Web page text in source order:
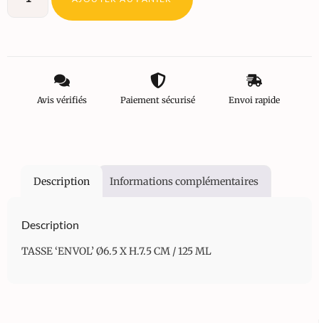
Avis vérifiés Paiement sécurisé Envoi rapide
Description Informations complémentaires
Description
TASSE ‘ENVOL’ Ø6.5 X H.7.5 CM / 125 ML